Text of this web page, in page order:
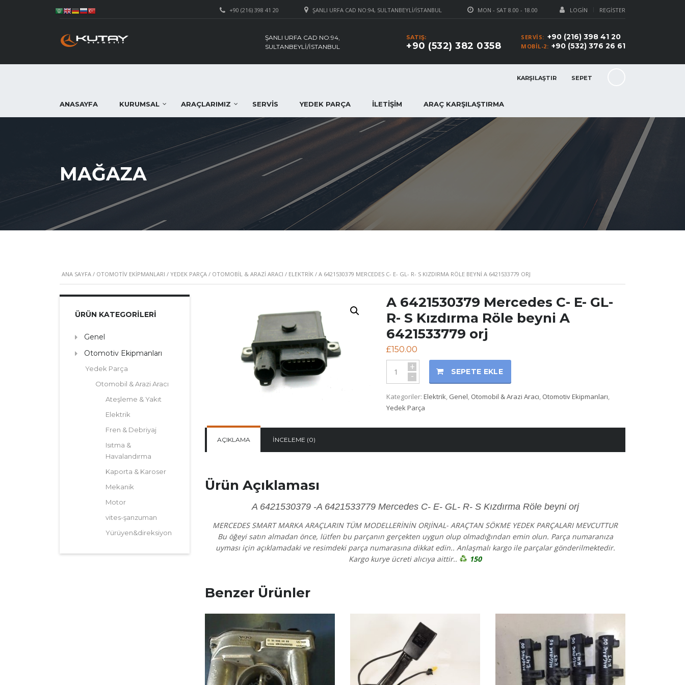
LOGIN REGISTER
MON - SAT 8.00 - 18.00
ŞANLI URFA CAD NO:94, SULTANBEYLI/İSTANBUL
+90 (216) 398 41 20
SERVIS: +90 (216) 398 41 20
MOBIL-2: +90 (532) 376 26 61
SATIŞ:
+90 (532) 382 0358
ŞANLI URFA CAD NO:94,
SULTANBEYLI/İSTANBUL
KARŞILAŞTIR SEPET
ANASAYFA KURUMSAL ARAÇLARIMIZ SERVIS YEDEK PARÇA İLETIŞIM ARAÇ KARŞILAŞTIRMA
MAĞAZA
ANA SAYFA / OTOMOTIV EKIPMANLARI / YEDEK PARÇA / OTOMOBIL & ARAZI ARACI / ELEKTRIK / A 6421530379 MERCEDES C- E- GL- R- S KIZDIRMA RÖLE BEYNI A 6421533779 ORJ
A 6421530379 Mercedes C- E- GL-
R- S Kızdırma Röle beyni A
6421533779 orj
£150.00
+
- SEPETE EKLE
Kategoriler:Elektrik, Genel, Otomobil & Arazi Aracı, Otomotiv Ekipmanları,
Yedek Parça
AÇIKLAMA İNCELEME (0)
Ürün Açıklaması
A 6421530379 -A 6421533779 Mercedes C- E- GL- R- S Kızdırma Röle beyni orj
MERCEDES SMART MARKA ARAÇLARIN TÜM MODELLERİNİN ORJİNAL- ARAÇTAN SÖKME YEDEK PARÇALARI MEVCUTTUR
Bu öğeyi satın almadan önce, lütfen bu parçanın gerçekten uygun olup olmadığından emin olun. Parça numaranıza
uyması için açıklamadaki ve resimdeki parça numarasına dikkat edin.. Anlaşmalı kargo ile parçalar gönderilmektedir.
Kargo kurye ücreti alıcıya aittir..
150
Benzer Ürünler
ÜRÜN KATEGORILERI
Genel
Otomotiv Ekipmanları
Yedek Parça
Otomobil & Arazi Aracı
Ateşleme & Yakıt
Elektrik
Fren & Debriyaj
Isıtma &
Havalandırma
Kaporta & Karoser
Mekanik
Motor
vites-şanzuman
Yürüyen&direksiyon